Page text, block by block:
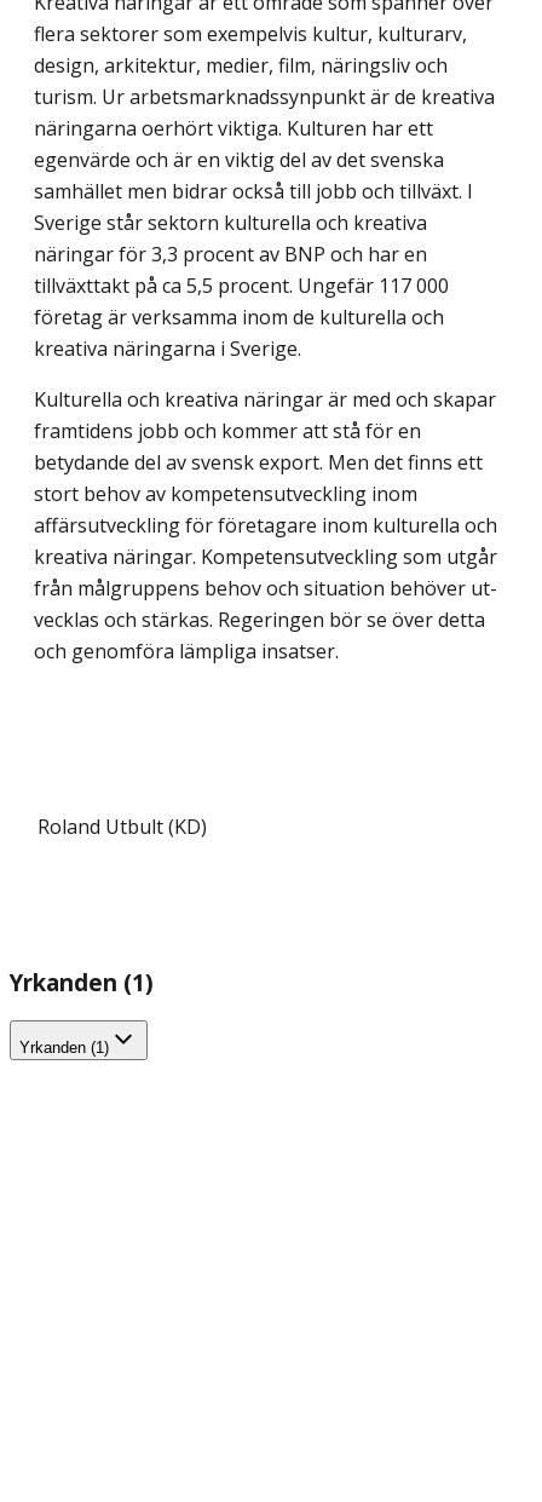
flera sektorer som exempelvis kultur, kulturarv,
design, arkitektur, medier, film, näringsliv och
turism. Ur arbetsmarknads­synpunkt är de kreativa
näringarna oerhört viktiga. Kulturen har ett
egenvärde och är en viktig del av det svenska
samhället men bidrar också till jobb och tillväxt. I
Sverige står sektorn kulturella och kreativa
näringar för 3,3 procent av BNP och har en
tillväxttakt på ca 5,5 procent. Ungefär 117 000
företag är verksamma inom de kulturella och
kreativa näringarna i Sverige.
Kulturella och kreativa näringar är med och skapar
framtidens jobb och kommer att stå för en
betydande del av svensk export. Men det finns ett
stort behov av kompetens­utveckling inom
affärsutveckling för företagare inom kulturella och
kreativa näringar. Kompetensutveckling som utgår
från målgruppens behov och situation behöver ut­
vecklas och stärkas. Regeringen bör se över detta
och genomföra lämpliga insatser.
Roland Utbult (KD)
Yrkanden (1)
Yrkanden (1)